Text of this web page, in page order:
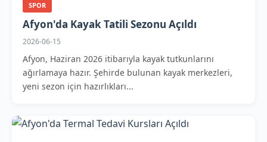
SPOR
Afyon'da Kayak Tatili Sezonu Açıldı
2026-06-15
Afyon, Haziran 2026 itibarıyla kayak tutkunlarını
ağırlamaya hazır. Şehirde bulunan kayak merkezleri,
yeni sezon için hazırlıkları...